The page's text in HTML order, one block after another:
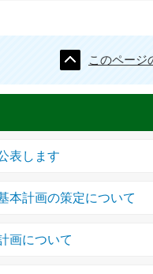
このページ
表します
本計画の策定について
画について